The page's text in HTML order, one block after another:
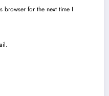
browser for the next time I